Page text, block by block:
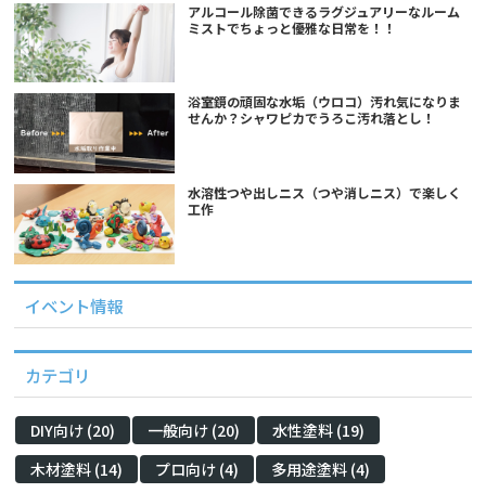
アルコール除菌できるラグジュアリーなルーム
ミストでちょっと優雅な日常を！！
浴室鏡の頑固な水垢（ウロコ）汚れ気になりま
せんか？シャワピカでうろこ汚れ落とし！
水溶性つや出しニス（つや消しニス）で楽しく
工作
イベント情報
カテゴリ
DIY向け (20) 一般向け (20)
水性塗料 (19)
木材塗料 (14)
プロ向け (4)
多用途塗料 (4)